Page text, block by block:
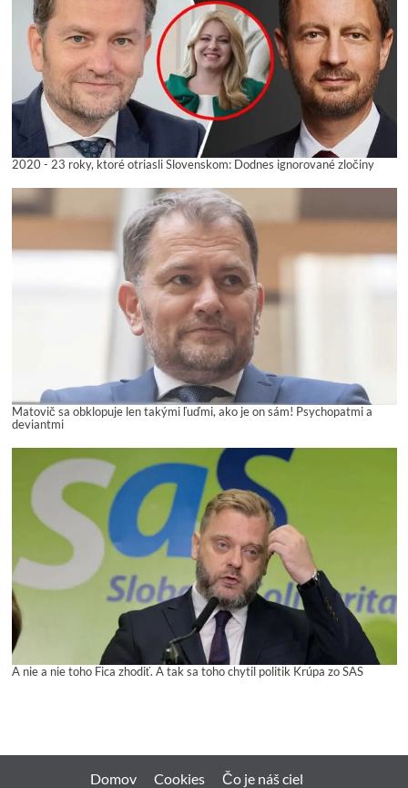
2020 - 23 roky, ktoré otriasli Slovenskom: Dodnes ignorované zločiny
Matovič sa obklopuje len takými ľuďmi, ako je on sám! Psychopatmi a
deviantmi
A nie a nie toho Fica zhodiť. A tak sa toho chytil politik Krúpa zo SAS
Domov Cookies
Čo je náš ciel